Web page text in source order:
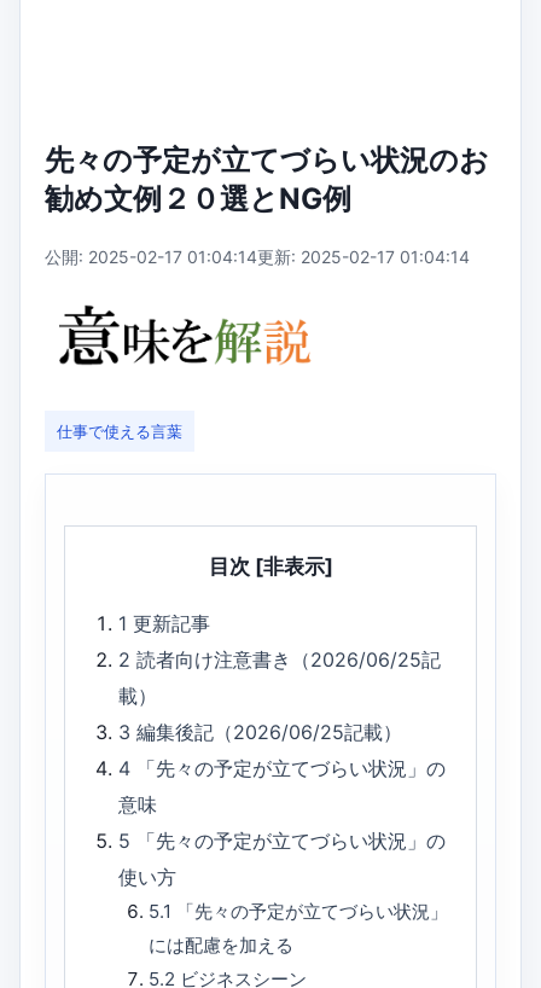
先々の予定が立てづらい状況のお
勧め文例２０選とNG例
公開: 2025-02-17 01:04:14更新: 2025-02-17 01:04:14
仕事で使える言葉
目次 [非表示]
1更新記事
2読者向け注意書き（2026/06/25記
載）
3編集後記（2026/06/25記載）
4
「先々の予定が立てづらい状況」の
意味
5
「先々の予定が立てづらい状況」の
使い方
5.1
「先々の予定が立てづらい状況」
には配慮を加える
5.2 ビジネスシーン